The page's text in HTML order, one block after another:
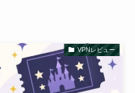
VPNレビュー